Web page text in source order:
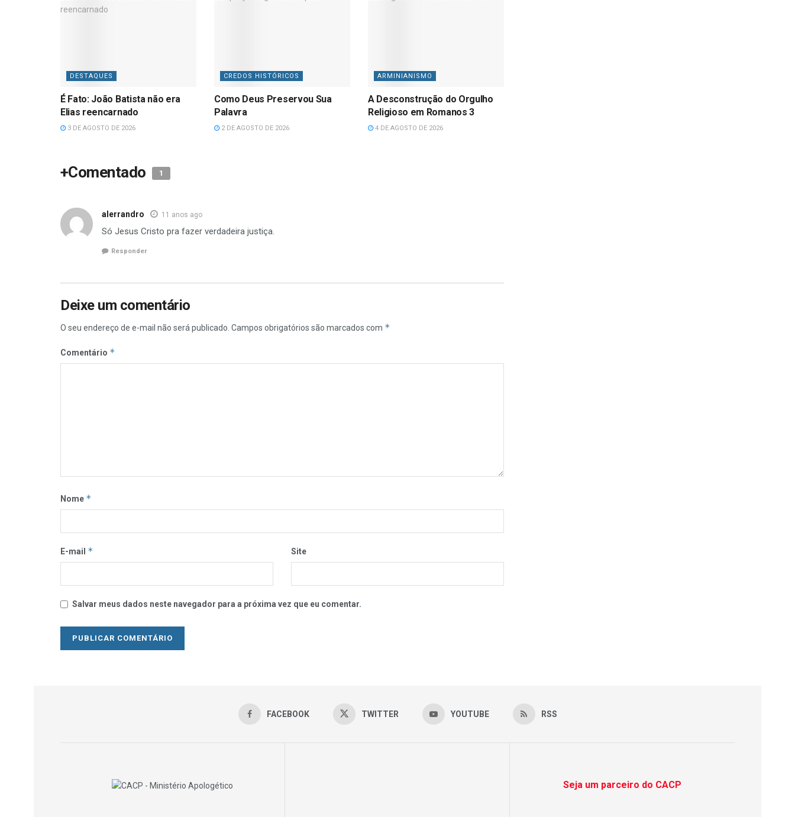
DESTAQUES
É Fato: João Batista não era
Elias reencarnado
3 DE AGOSTO DE 2026
CREDOS HISTÓRICOS
Como Deus Preservou Sua
Palavra
2 DE AGOSTO DE 2026
ARMINIANISMO
A Desconstrução do Orgulho
Religioso em Romanos 3
4 DE AGOSTO DE 2026
+Comentado 1
alerrandro 11 anos ago
Só Jesus Cristo pra fazer verdadeira justiça.
Responder
Deixe um comentário
O seu endereço de e-mail não será publicado. Campos obrigatórios são marcados com *
Comentário *
Nome *
E-mail * Site
Salvar meus dados neste navegador para a próxima vez que eu comentar.
FACEBOOK TWITTER YOUTUBE RSS
Seja um parceiro do CACP